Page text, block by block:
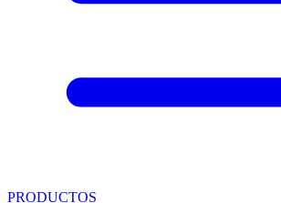
PRODUCTOS